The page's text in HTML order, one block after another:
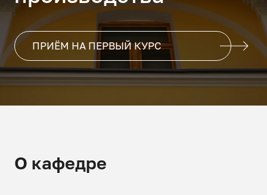
ПРИЁМ НА ПЕРВЫЙ КУРС
О кафедре